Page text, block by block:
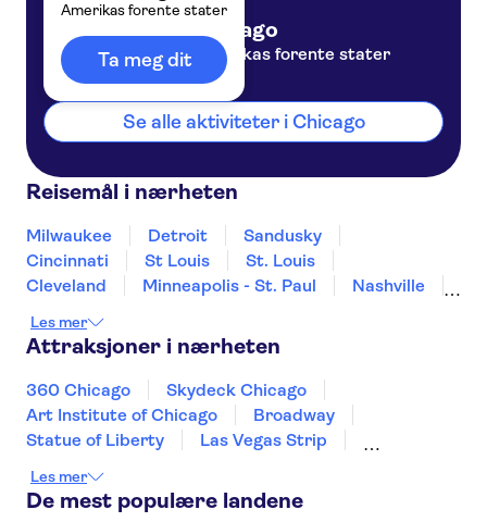
Amerikas forente stater
Ta meg dit
Chicago
Amerikas forente stater
Se alle aktiviteter i Chicago
Reisemål i nærheten
Milwaukee Detroit
Sandusky
Cincinnati
St Louis
St. Louis
Cleveland
Minneapolis - St. Paul
Nashville
Pigeon Forge
Gatlinburg
Les mer
Attraksjoner i nærheten
360 Chicago
Skydeck Chicago
Art Institute of Chicago
Broadway
Statue of Liberty
Las Vegas Strip
SUMMIT One Vanderbilt
9-11 Memorial and Museum
Grand Canyon
Les mer
De mest populære landene